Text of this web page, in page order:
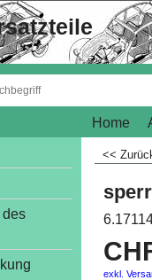
Home
des
<<
exkl.